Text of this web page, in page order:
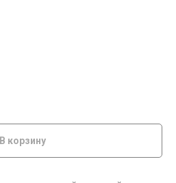
В корзину